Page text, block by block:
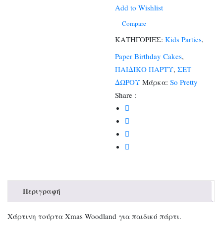
(1
classic
Add to Wishlist
Compare
ΚΑΤΗΓΟΡΙΕΣ: Kids Parties,
Paper Birthday Cakes,
ΠΑΙΔΙΚΟ ΠΑΡΤΥ,ΣΕΤ
ΔΩΡΟΥ Μάρκα:So Pretty
Share :
Περιγραφή
Χάρτινη τούρτα Xmas Woodland για παιδικό πάρτι.